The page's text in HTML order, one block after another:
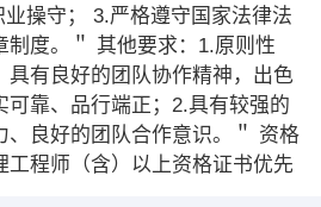
操守； 3.严格遵守国家法律法
制度。＂ 其他要求：1.原则性
具有良好的团队协作精神，出色
可靠、品行端正；2.具有较强的
、良好的团队合作意识。＂ 资格
工程师（含）以上资格证书优先